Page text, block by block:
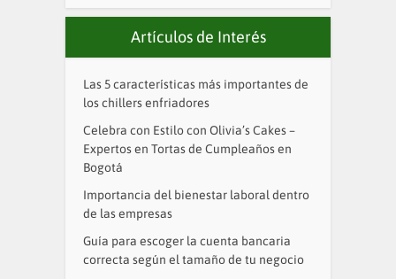
Artículos de Interés
Las 5 características más importantes de
los chillers enfriadores
Celebra con Estilo con Olivia’s Cakes –
Expertos en Tortas de Cumpleaños en
Bogotá
Importancia del bienestar laboral dentro
de las empresas
Guía para escoger la cuenta bancaria
correcta según el tamaño de tu negocio